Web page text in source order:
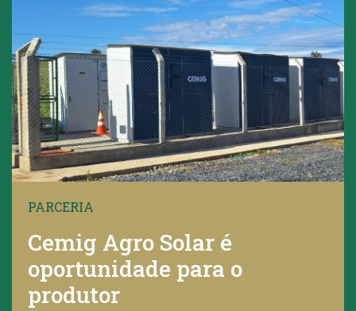
PARCERIA
Cemig Agro Solar é
oportunidade para o
produtor